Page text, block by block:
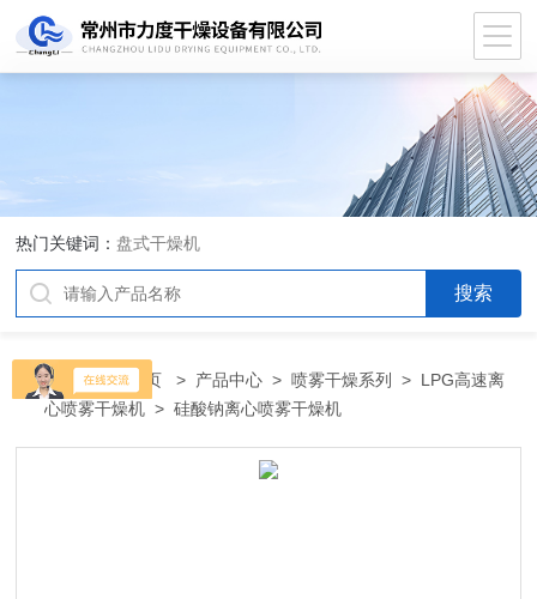
热门关键词： 盘式干燥机
当前位置：首页 > 产品中心 >喷雾干燥系列 > LPG高速离
心喷雾干燥机 > 硅酸钠离心喷雾干燥机